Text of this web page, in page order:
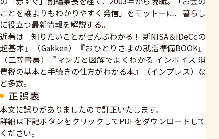
ことを誰よりもわかりやすく発信」をモットーに、暮らし
に役立つ最新情報を解説する。
近著は『知りたいことがぜんぶわかる！ 新NISA＆iDeCoの
超基本』（Gakken）『おひとりさまの就活準備BOOK』
（三笠書房）『マンガと図解でよくわかる インボイス 消
費税の基本と手続きの仕方がわかる本』（インプレス）な
ど多数。
正誤表
本文に誤りがありましたので訂正いたします。
詳細は下記ボタンをクリックしてPDFをダウンロードして
ください。